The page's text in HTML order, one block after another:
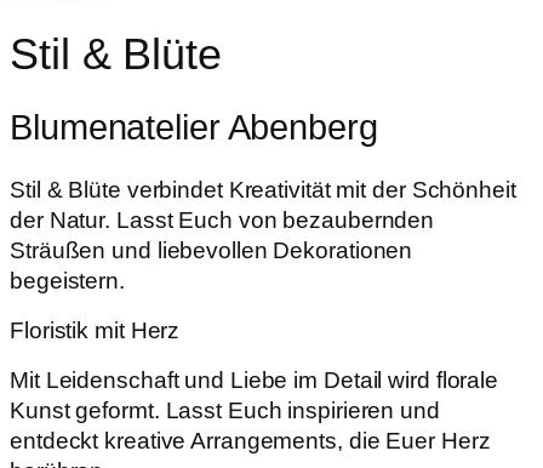
Stil & Blüte
Blumenatelier Abenberg
Stil & Blüte verbindet Kreativität mit der Schönheit
der Natur. Lasst Euch von bezaubernden
Sträußen und liebevollen Dekorationen
begeistern.
Floristik mit Herz
Mit Leidenschaft und Liebe im Detail wird florale
Kunst geformt. Lasst Euch inspirieren und
entdeckt kreative Arrangements, die Euer Herz